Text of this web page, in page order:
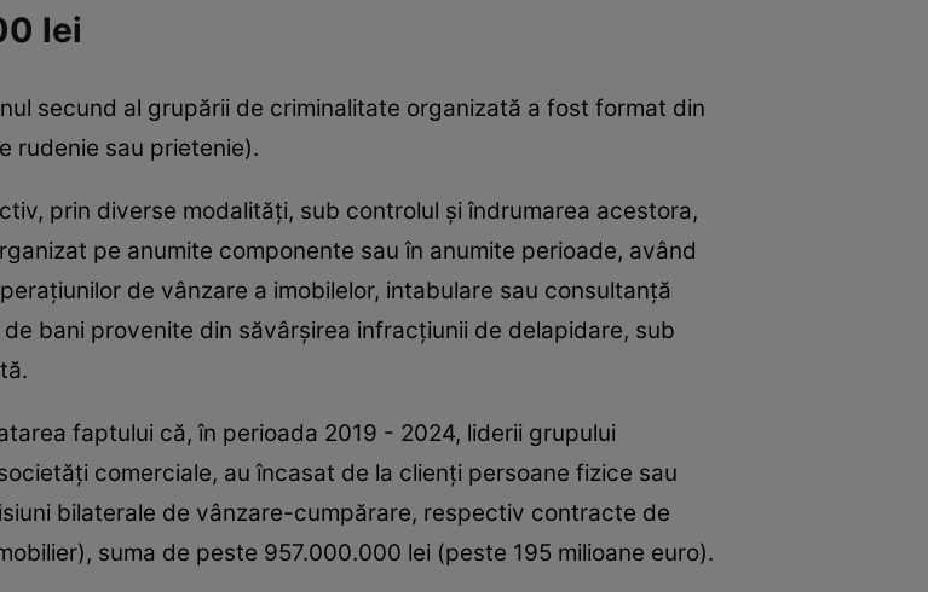
lei
secund al grupării de criminalitate organizată a fost format din
rudenie sau prietenie).
prin diverse modalităţi, sub controlul şi îndrumarea acestora,
pe anumite componente sau în anumite perioade, având
de vânzare a imobilelor, intabulare sau consultanţă
bani provenite din săvârşirea infracţiunii de delapidare, sub
faptului că, în perioada 2019 - 2024, liderii grupului
comerciale, au încasat de la clienţi persoane fizice sau
bilaterale de vânzare-cumpărare, respectiv contracte de
suma de peste 957.000.000 lei (peste 195 milioane euro).